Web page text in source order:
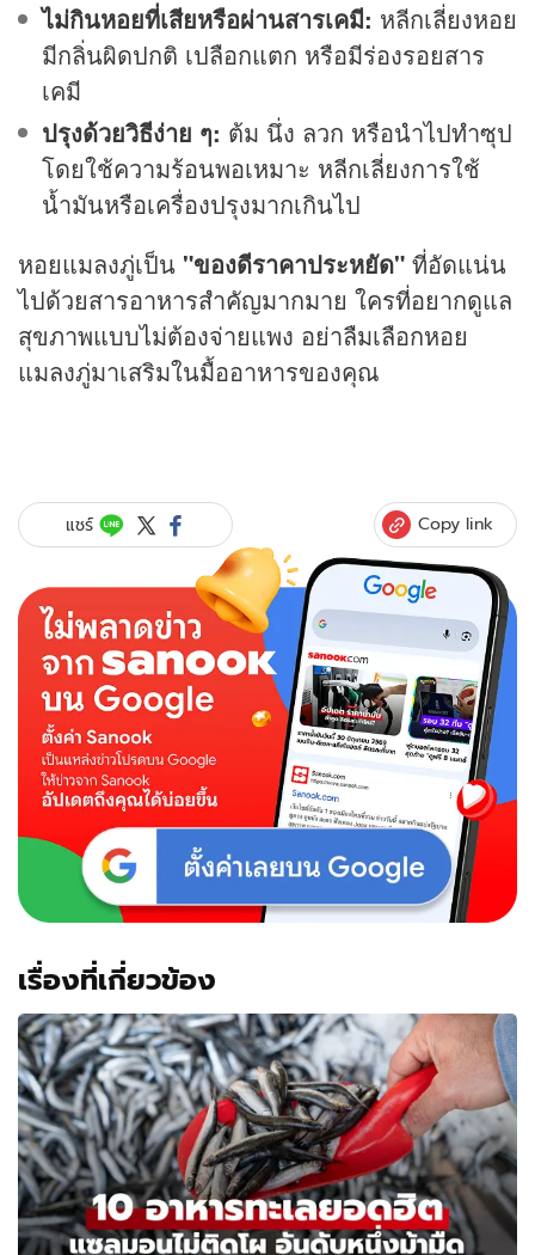
ไม่กินหอยที่เสียหรือผ่านสารเคมี: หลีกเลี่ยงหอย
มีกลิ่นผิดปกติ เปลือกแตก หรือมีร่องรอยสาร
เคมี
ปรุงด้วยวิธีง่าย ๆ: ต้ม นึ่ง ลวก หรือนำไปทำซุป
โดยใช้ความร้อนพอเหมาะ หลีกเลี่ยงการใช้
น้ำมันหรือเครื่องปรุงมากเกินไป
หอยแมลงภู่เป็น "ของดีราคาประหยัด" ที่อัดแน่น
ไปด้วยสารอาหารสำคัญมากมาย ใครที่อยากดูแล
สุขภาพแบบไม่ต้องจ่ายแพง อย่าลืมเลือกหอย
แมลงภู่มาเสริมในมื้ออาหารของคุณ
แชร์ Copy link
เรื่องที่เกี่ยวข้อง